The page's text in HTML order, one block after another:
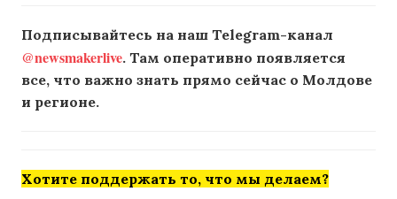
Подписывайтесь на наш Telegram-канал
@newsmakerlive. Там оперативно появляется
все, что важно знать прямо сейчас о Молдове
и регионе.
Хотите поддержать то, что мы делаем?